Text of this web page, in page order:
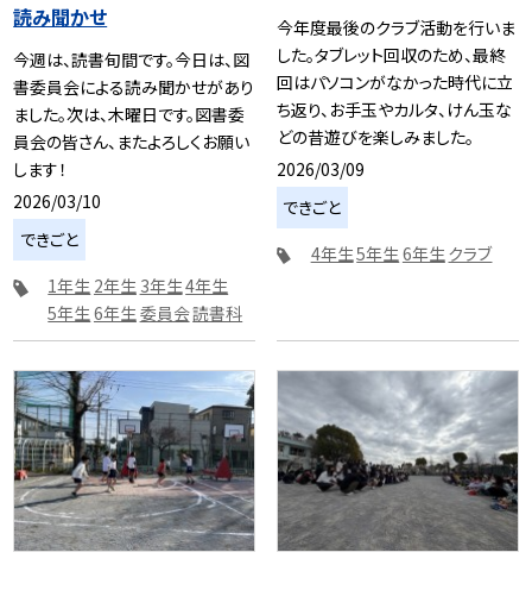
読み聞かせ
今週は、読書旬間です。今日は、図
書委員会による読み聞かせがあり
ました。次は、木曜日です。図書委
員会の皆さん、またよろしくお願い
します！
2026/03/10
できごと
1年生 2年生 3年生4年生
5年生 6年生 委員会読書科
今年度最後のクラブ活動を行いま
した。タブレット回収のため、最終
回はパソコンがなかった時代に立
ち返り、お手玉やカルタ、けん玉な
どの昔遊びを楽しみました。
2026/03/09
できごと
4年生5年生 6年生 クラブ